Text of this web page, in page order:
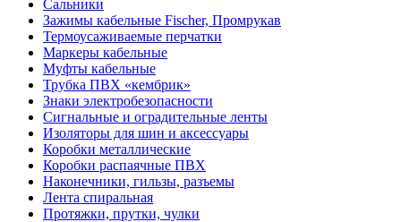
Сальники
Зажимы кабельные Fischer, Промрукав
Термоусаживаемые перчатки
Маркеры кабельные
Муфты кабельные
Трубка ПВХ «кембрик»
Знаки электробезопасности
Сигнальные и оградительные ленты
Изоляторы для шин и аксессуары
Коробки металлические
Коробки распаячные ПВХ
Наконечники, гильзы, разъемы
Лента спиральная
Протяжки, прутки, чулки